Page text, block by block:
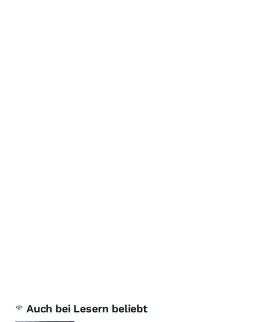
Auch bei Lesern beliebt